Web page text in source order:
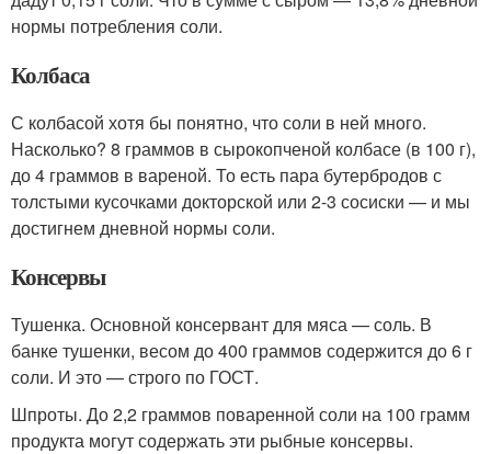
нормы потребления соли.
Колбаса
С колбасой хотя бы понятно, что соли в ней много.
Насколько? 8 граммов в сырокопченой колбасе (в 100 г),
до 4 граммов в вареной. То есть пара бутербродов с
толстыми кусочками докторской или 2-3 сосиски — и мы
достигнем дневной нормы соли.
Консервы
Тушенка. Основной консервант для мяса — соль. В
банке тушенки, весом до 400 граммов содержится до 6 г
соли. И это — строго по ГОСТ.
Шпроты. До 2,2 граммов поваренной соли на 100 грамм
продукта могут содержать эти рыбные консервы.